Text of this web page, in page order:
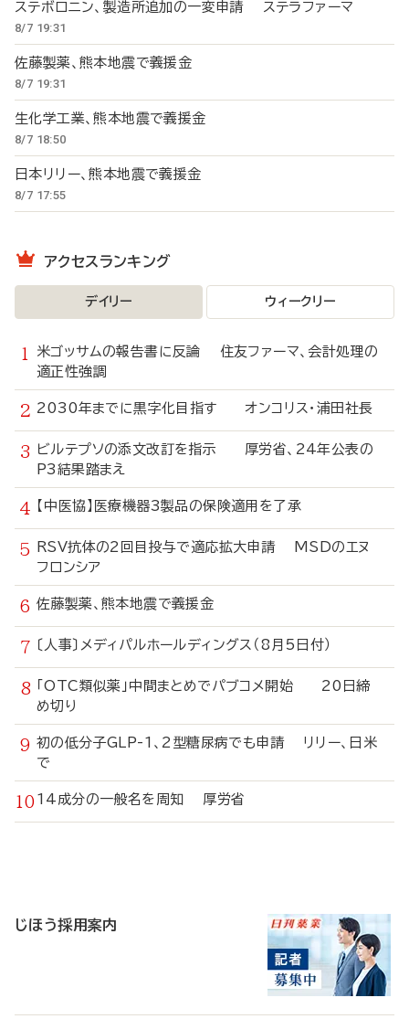
ステボロニン、製造所追加の一変申請 ステラファーマ
8/7 19:31
佐藤製薬、熊本地震で義援金
8/7 19:31
生化学工業、熊本地震で義援金
8/7 18:50
日本リリー、熊本地震で義援金
8/7 17:55
アクセスランキング
デイリー ウィークリー
米ゴッサムの報告書に反論 住友ファーマ、会計処理の
適正性強調
2030年までに黒字化目指す オンコリス・浦田社長
ビルテプソの添文改訂を指示 厚労省、24年公表の
P3結果踏まえ
【中医協】医療機器3製品の保険適用を了承
RSV抗体の2回目投与で適応拡大申請 MSDのエヌ
フロンシア
佐藤製薬、熊本地震で義援金
〔人事〕メディパルホールディングス（8月5日付）
「OTC類似薬」中間まとめでパブコメ開始 20日締
め切り
初の低分子GLP-1、2型糖尿病でも申請 リリー、日米
で
14成分の一般名を周知 厚労省
じほう採用案内